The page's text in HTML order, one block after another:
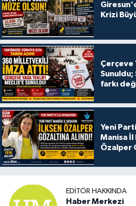
Krizi
Çerçeve
farkı
Yeni
Manisa İl
Özalper
EDITÖR HAKKINDA
Haber Merkezi